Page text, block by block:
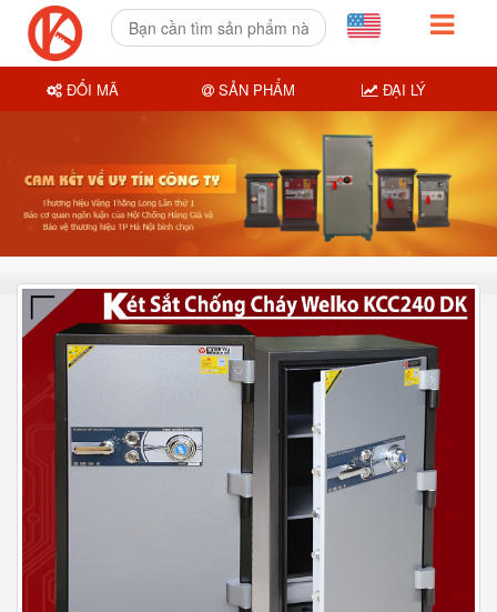
ĐỔI MÃ SẢN PHẨM ĐẠI LÝ